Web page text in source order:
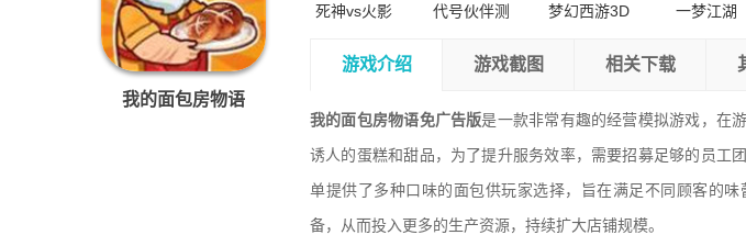
我的面包房物语
死神vs火影
代号伙伴测
梦幻西游3D
一梦江湖
游戏介绍 游戏截图 相关下载
我的面包房物语免广告版是一款非常有趣的经营模拟游戏，在
诱人的蛋糕和甜品，为了提升服务效率，需要招募足够的员工
单提供了多种口味的面包供玩家选择，旨在满足不同顾客的
备，从而投入更多的生产资源，持续扩大店铺规模。